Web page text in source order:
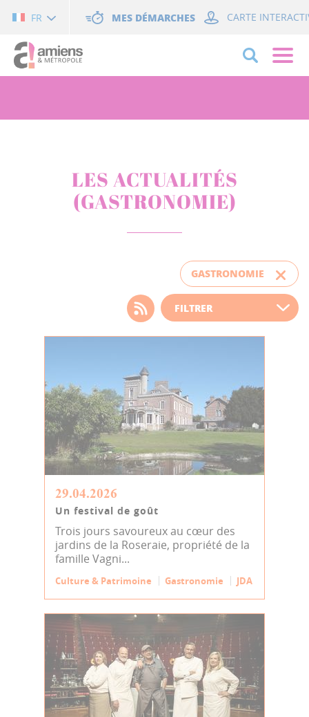
FR MES DÉMARCHES CARTE
LES ACTUALITÉS
(GASTRONOMIE)
GASTRONOMIE
Choisissez votre filtre
d'actualité
29.04.2026
Un festival de goût
Trois jours savoureux au cœur des
jardins de la Roseraie, propriété de la
famille Vagni...
Culture & Patrimoine Gastronomie JDA